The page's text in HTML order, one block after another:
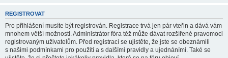
REGISTROVAT
Pro přihlášení musíte být registrován. Registrace trvá jen pár vteřin a dává vám
mnohem větší možnosti. Administrátor fóra též může dávat rozšířené pravomoci
registrovaným uživatelům. Před registrací se ujistěte, že jste se obeznámili
s našimi podmínkami pro použití a s dalšími pravidly a ujednáními. Také se